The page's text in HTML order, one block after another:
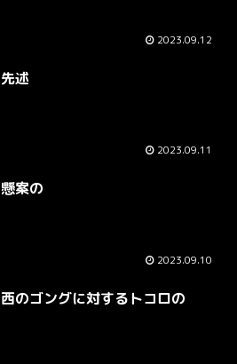
2023.09.12
先述
2023.09.11
懸案の
2023.09.10
西のゴングに対するトコロの